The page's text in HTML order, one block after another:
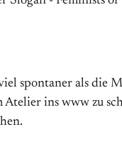
spontaner als die
ins www zu